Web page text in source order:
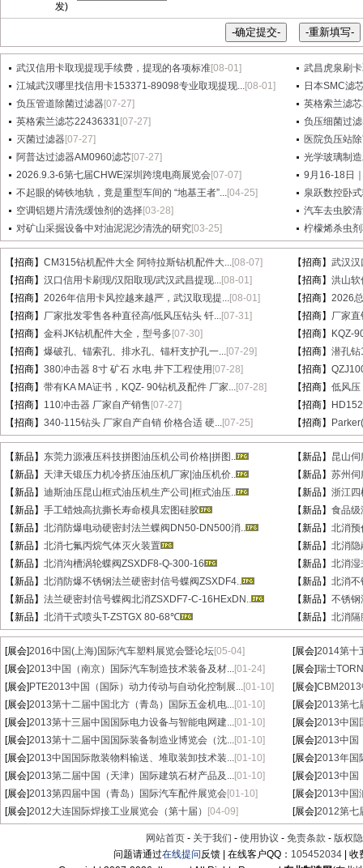
发)
武汉信用卡取现提现手续费，提现的各项标准[08-01]
武昌虎泉刷
江城武汉哪里找信用卡153371-89098专业取现提现...[08-01]
日本SMC滤
负压管道除菌过滤器[07-27]
英格索兰滤
英格索兰滤芯22436331 [07-27]
负压细菌过
灭菌过滤器[07-27]
医院负压站
阿普达过滤器AM0960滤芯[07-27]
光学玻璃制
2026.9.3-6第七届CHWE深圳跨境电商展览会[07-07]
9月16-18日
不起眼的铸铁地轨，竟是重型车间的 “地基王者”...[04-25]
泉跃数控卧
空调铝翅片清洗缓蚀剂的选择[03-28]
汽车去虫胶
对矿山采掘设备中对油泥泥沙清洗的研究[03-25] 柠檬烯杀虫
【招商】 CM315钻机配件大全 阿特拉斯钻机配件大...[08-07] 【招商】 武汉汉
【招商】 汉口信用卡刷现/汉阳取现/武汉武昌提现...[08-01] 【招商】 洪山
【招商】 2026年信用卡风控越来越严，武汉取现提...[08-01] 【招商】 2026
【招商】 厂家批发零售各种直径高/低风压钻头 钎...[07-31] 【招商】 厂家
【招商】 金科JK钻机配件大全，型号多 [07-30] 【招商】
KQZ-
【招商】 爆破孔、锚索孔、排水孔、锚杆支护孔一...[07-29] 【招商】 潜孔钻
【招商】 380冲击器 8寸 矿石 水电 井下工程使用 [07-28] 【招商】
【招商】 带有KA MA证书，KQZ- 90钻机及配件 厂家...[07-28] 【招商】 低风压
【招商】 110冲击器 厂家自产销售 [07-27] 【招商】
【招商】 340-115钻头 厂家自产自销 价格合适 硬...[07-25] 【招商】
【新品】 东莞力源液压科技拼图油压机公司价格|拼图.. 【新品】 昆山
【新品】 天津天锻压力机冷挤压油压机厂家|油压机价.. 【新品】 苏州伺
【新品】 迪斯油压昆山框式油压机生产公司|框式油压.. 【新品】 浙江四
【新品】 手工蜡烛高抗撕长寿命模具宏图硅胶 【新品】 食品级
【新品】 北消防爆电动硬密封法兰蝶阀DN50-DN500消.. 【新品】 北消预
【新品】 北消七氟丙烷气体灭火装置 【新品】 北消
【新品】 北消沟槽涡轮蝶阀ZSXDF8-Q-300-16 【新品】 北消湿
【新品】 北消防爆不锈钢法兰硬密封信号蝶阀ZSXDF4.. 【新品】 北消不
【新品】 法兰硬密封信号蝶阀北消ZSXDF7-C-16HExDN.. 【新品】 不锈钢
【新品】 北消干式喷头T-ZSTGX 80-68℃ 【新品】 北消
[展会]2016中国(上海)国际汽车塑料展览会暨论坛[05-04] [展会]2014第十
[展会]2013中国（南京）国际汽车制造技术装备及材...[01-24] [展会]瑞士
[展会] PTE2013中国（国际）动力传动与自动化控制展...[01-10] [展会]CBM2013
[展会]2013第十二届中国北方（青岛）国际五金机电...[01-10] [展会]2013第七
[展会]2013第十三届中国国际电力设备与智能电网建...[01-10] [展会]2013中国
[展会]2013第十二届中国国际装备制造业博览会（沈...[01-10] [展会]2013中国
[展会]2013中国国际散装物料输送、堆取装卸技术装...[01-10] [展会]2013年国
[展会]2013第二届中国（天津）国际建筑石材产品及...[01-10] [展会]2013中国
[展会]2013第四届中国（青岛）国际汽车配件展览会[01-10] [展会]2013中国
[展会]2012大连国际焊接工业展览会（第十届） [04-09] [展会]2012第七
网站首页 - 关于我们 - 使用协议 - 免责条款 - 版权
问题请通过在线提问反馈 | 在线客户QQ： 105452034 |